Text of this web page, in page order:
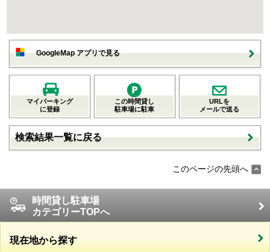
GoogleMap アプリで見る
マイパーキング
に登録
この時間貸し
駐車場に駐車
URLを
メールで送る
検索結果一覧に戻る
このページの先頭へ
時間貸し駐車場
カテゴリーTOPへ
現在地から探す